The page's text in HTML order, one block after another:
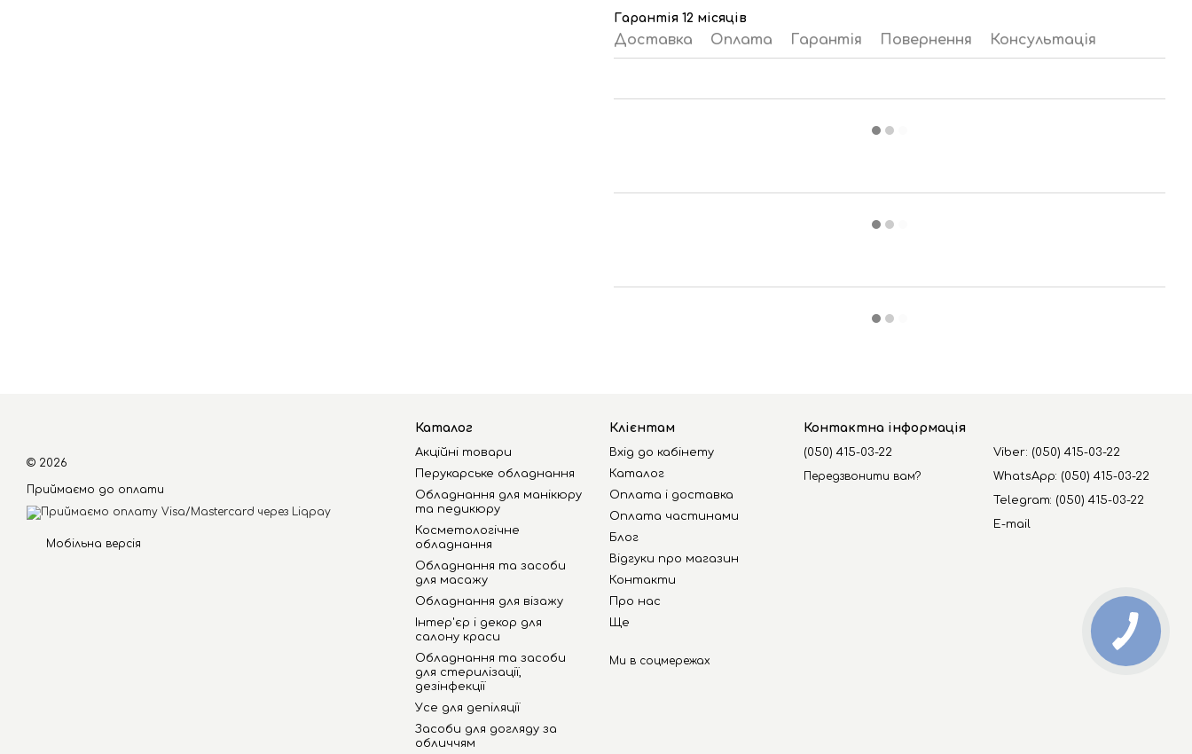
Гарантія 12 місяців
Доставка Оплата Гарантія Повернення Консультація
© 2026
Приймаємо до оплати
Мобільна версія
Каталог
Акційні товари
Перукарське обладнання
Обладнання для манікюру
та педикюру
Косметологічне
обладнання
Обладнання та засоби
для масажу
Обладнання для візажу
Інтер'єр і декор для
салону краси
Обладнання та засоби
для стерилізації,
дезінфекції
Усе для депіляції
Засоби для догляду за
обличчям
Клієнтам
Вхід до кабінету
Каталог
Оплата і доставка
Оплата частинами
Блог
Відгуки про магазин
Контакти
Про нас
Ще
Ми в соцмережах
Контактна інформація
(050) 415-03-22
Передзвонити вам?
Viber: (050) 415-03-22
WhatsApp: (050) 415-03-22
Telegram: (050) 415-03-22
E-mail